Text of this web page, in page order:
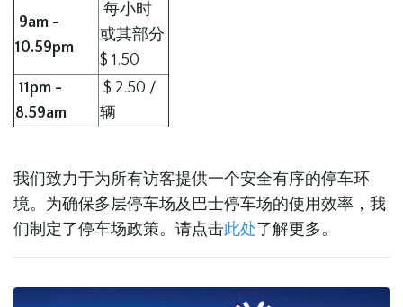
9am -
10.59pm
每小时
或其部分
$ 1.50
11pm -
8.59am
$ 2.50 /
辆
我们致力于为所有访客提供一个安全有序的停车环
境。为确保多层停车场及巴士停车场的使用效率，我
们制定了停车场政策。请点击此处 了解更多。